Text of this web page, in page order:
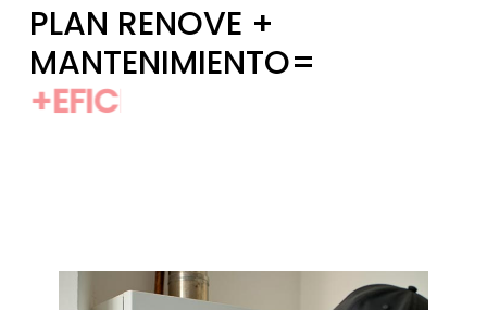
PLAN RENOVE +
MANTENIMIENTO=
+CONFORT